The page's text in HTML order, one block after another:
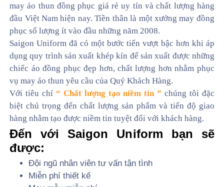
may áo thun đồng phục giá rẻ uy tín và chất lượng hàng
đầu Việt Nam hiện nay. Tiền thân là một xưởng may đồng
phục số lượng ít vào đầu những năm 2008.
Saigon Uniform đã có một bước tiến vượt bậc hơn khi áp
dụng quy trình sản xuất khép kín để sản xuất được những
chiếc áo đồng phục đẹp hơn, chất lượng hơn nhằm phục
vụ may áo thun yêu cầu của Quý Khách Hàng.
Với tiêu chí“ Chất lượng tạo niềm tin ” chúng tôi đặc
biệt chú trọng đến chất lượng sản phẩm và tiến độ giao
hàng nhằm tạo được niềm tin tuyệt đối với khách hàng.
Đến với Saigon Uniform bạn sẽ
được:
Đội ngũ nhân viên tư vấn tận tình
Miễn phí thiết kế